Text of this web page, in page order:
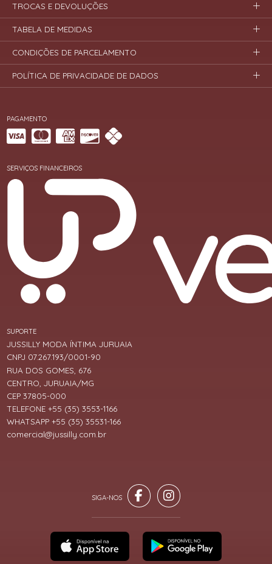
PAGAMENTO
SERVIÇOS FINANCEIROS
SUPORTE
JUSSILLY MODA ÍNTIMA JURUAIA
CNPJ 07.267.193/0001-90
RUA DOS GOMES, 676
CENTRO, JURUAIA/MG
CEP 37805-000
TELEFONE +55 (35) 3553-1166
WHATSAPP +55 (35) 35531-166
comercial@jussilly.com.br
TROCAS E DEVOLUÇÕES
TABELA DE MEDIDAS
CONDIÇÕES DE PARCELAMENTO
POLÍTICA DE PRIVACIDADE DE DADOS